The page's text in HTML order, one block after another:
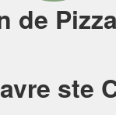
de
ste